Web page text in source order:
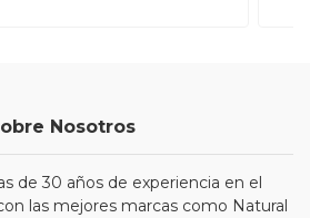
Nosotros
de 30 años de experiencia en el
las mejores marcas como Natural